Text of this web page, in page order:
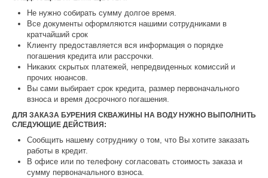
Не нужно собирать сумму долгое время.
Все документы оформляются нашими сотрудниками в
кратчайший срок
Клиенту предоставляется вся информация о порядке
погашения кредита или рассрочки.
Никаких скрытых платежей, непредвиденных комиссий и
прочих нюансов.
Вы сами выбирает срок кредита, размер первоначального
взноса и время досрочного погашения.
ДЛЯ ЗАКАЗА БУРЕНИЯ СКВАЖИНЫ НА ВОДУ НУЖНО ВЫПОЛНИТЬ
СЛЕДУЮЩИЕ ДЕЙСТВИЯ:
Сообщить нашему сотруднику о том, что Вы хотите заказать
работы в кредит.
В офисе или по телефону согласовать стоимость заказа и
сумму первоначального взноса.